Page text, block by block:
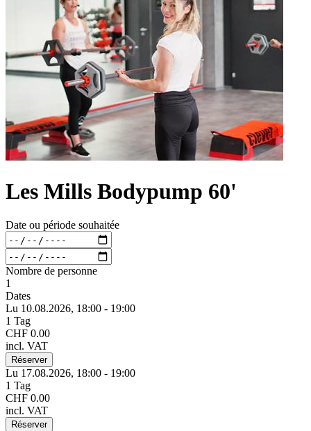
Les Mills Bodypump 60'
Date ou période souhaitée
Nombre de personne
1
Dates
Lu 10.08.2026, 18:00 - 19:00
1 Tag
CHF 0.00
incl. VAT
Réserver
Lu 17.08.2026, 18:00 - 19:00
1 Tag
CHF 0.00
incl. VAT
Réserver